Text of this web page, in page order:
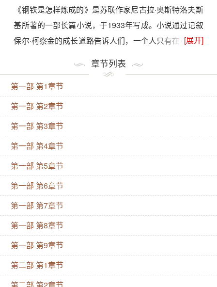
《钢铁是怎样炼成的》是苏联作家尼古拉·奥斯特洛夫斯
基所著的一部长篇小说，于1933年写成。小说通过记叙
保尔·柯察金的成长道路告诉人们，一个人只有在革命的
和祖国、人民的利益联系在一起的时候，才会创造出奇
迹，才会成长为钢铁战士。
[展开]
章节列表
第一部 第1章节
第一部 第2章节
第一部 第3章节
第一部 第4章节
第一部 第5章节
第一部 第6章节
第一部 第7章节
第一部 第8章节
第一部 第9章节
第二部 第1章节
第二部 第2章节